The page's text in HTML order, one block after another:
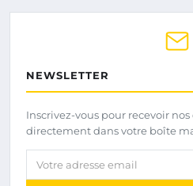
NEWSLETTER
Inscrivez-vous pour recevoir
directement dans votre boîte
Votre adresse email